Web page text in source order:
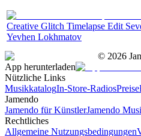
Creative Glitch Timelapse Edit
Yevhen Lokhmatov
© 2026
App herunterladen
Nützliche Links
MusikkatalogIn-Store-RadiosPreise
Jamendo
Jamendo für KünstlerJamendo
Rechtliches
Allgemeine Nutzungsbedingungen